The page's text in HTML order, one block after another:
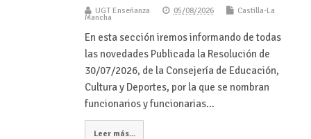
UGT Enseñanza 05/08/2026 Castilla-La
Mancha
En esta sección iremos informando de todas
las novedades Publicada la Resolución de
30/07/2026, de la Consejería de Educación,
Cultura y Deportes, por la que se nombran
funcionarios y funcionarias…
Leer más...